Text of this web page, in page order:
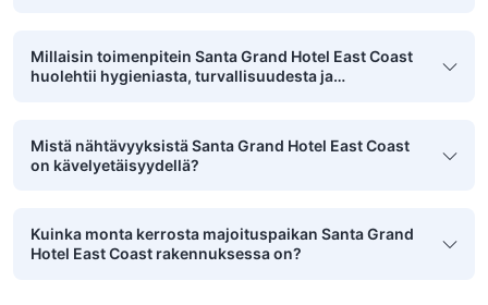
Millaisin toimenpitein Santa Grand Hotel East Coast
huolehtii hygieniasta, turvallisuudesta ja
Mistä nähtävyyksistä Santa Grand Hotel East Coast
on kävelyetäisyydellä?
Kuinka monta kerrosta majoituspaikan Santa Grand
Hotel East Coast rakennuksessa on?